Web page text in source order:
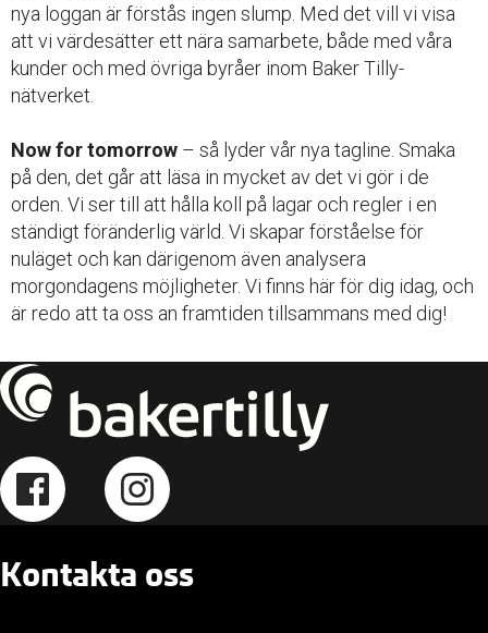
nya loggan är förstås ingen slump. Med det vill vi visa
att vi värdesätter ett nära samarbete, både med våra
kunder och med övriga byråer inom Baker Tilly-
nätverket.
Now for tomorrow – så lyder vår nya tagline. Smaka
på den, det går att läsa in mycket av det vi gör i de
orden. Vi ser till att hålla koll på lagar och regler i en
ständigt föränderlig värld. Vi skapar förståelse för
nuläget och kan därigenom även analysera
morgondagens möjligheter. Vi finns här för dig idag, och
är redo att ta oss an framtiden tillsammans med dig!
Kontakta oss